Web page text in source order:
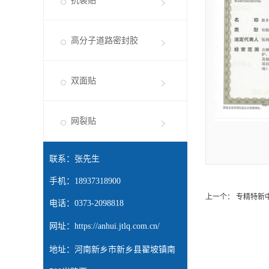
高分子道路密封胶
双面贴
网裂贴
联系：张先生
手机：18937318900
电话：0373-2098818
网址： https://anhui.jtlq.com.cn/
地址：河南新乡市新乡县翟坡镇南
上一个： 专精特新